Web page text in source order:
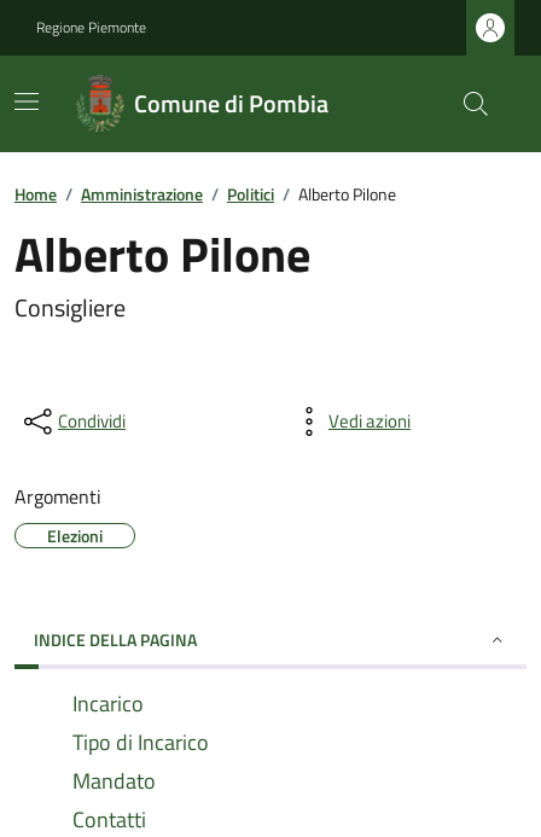
Regione Piemonte
Comune di Pombia
Home / Amministrazione / Politici / Alberto Pilone
Alberto Pilone
Consigliere
Condividi Vedi azioni
Argomenti
Elezioni
INDICE DELLA PAGINA
Incarico
Tipo di Incarico
Mandato
Contatti